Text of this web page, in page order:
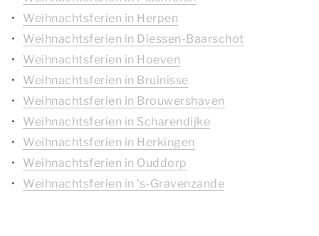
Weihnachtsferien in Herpen
Weihnachtsferien in Diessen-Baarschot
Weihnachtsferien in Hoeven
Weihnachtsferien in Bruinisse
Weihnachtsferien in Brouwershaven
Weihnachtsferien in Scharendijke
Weihnachtsferien in Herkingen
Weihnachtsferien in Ouddorp
Weihnachtsferien in 's-Gravenzande